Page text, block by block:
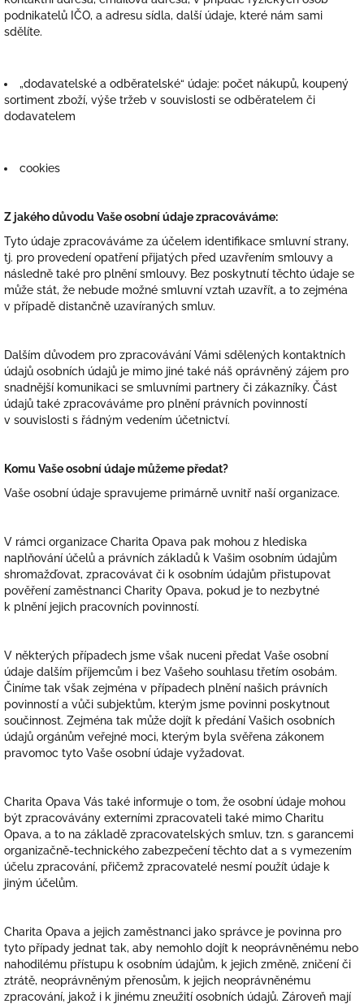
podnikatelů IČO, a adresu sídla, další údaje, které nám sami
sdělíte.
„dodavatelské a odběratelské“ údaje: počet nákupů, koupený
sortiment zboží, výše tržeb v souvislosti se odběratelem či
dodavatelem
cookies
Z jakého důvodu Vaše osobní údaje zpracováváme:
Tyto údaje zpracováváme za účelem identifikace smluvní strany,
tj. pro provedení opatření přijatých před uzavřením smlouvy a
následně také pro plnění smlouvy. Bez poskytnutí těchto údaje se
může stát, že nebude možné smluvní vztah uzavřít, a to zejména
v případě distančně uzavíraných smluv.
Dalším důvodem pro zpracovávání Vámi sdělených kontaktních
údajů osobních údajů je mimo jiné také náš oprávněný zájem pro
snadnější komunikaci se smluvními partnery či zákazníky. Část
údajů také zpracováváme pro plnění právních povinností
v souvislosti s řádným vedením účetnictví.
Komu Vaše osobní údaje můžeme předat?
Vaše osobní údaje spravujeme primárně uvnitř naší organizace.
V rámci organizace Charita Opava pak mohou z hlediska
naplňování účelů a právních základů k Vašim osobním údajům
shromažďovat, zpracovávat či k osobním údajům přistupovat
pověření zaměstnanci Charity Opava, pokud je to nezbytné
k plnění jejich pracovních povinností.
V některých případech jsme však nuceni předat Vaše osobní
údaje dalším příjemcům i bez Vašeho souhlasu třetím osobám.
Činíme tak však zejména v případech plnění našich právních
povinností a vůči subjektům, kterým jsme povinni poskytnout
součinnost. Zejména tak může dojít k předání Vašich osobních
údajů orgánům veřejné moci, kterým byla svěřena zákonem
pravomoc tyto Vaše osobní údaje vyžadovat.
Charita Opava Vás také informuje o tom, že osobní údaje mohou
být zpracovávány externími zpracovateli také mimo Charitu
Opava, a to na základě zpracovatelských smluv, tzn. s garancemi
organizačně-technického zabezpečení těchto dat a s vymezením
účelu zpracování, přičemž zpracovatelé nesmí použít údaje k
jiným účelům.
Charita Opava a jejich zaměstnanci jako správce je povinna pro
tyto případy jednat tak, aby nemohlo dojít k neoprávněnému nebo
nahodilému přístupu k osobním údajům, k jejich změně, zničení či
ztrátě, neoprávněným přenosům, k jejich neoprávněnému
zpracování, jakož i k jinému zneužití osobních údajů. Zároveň mají